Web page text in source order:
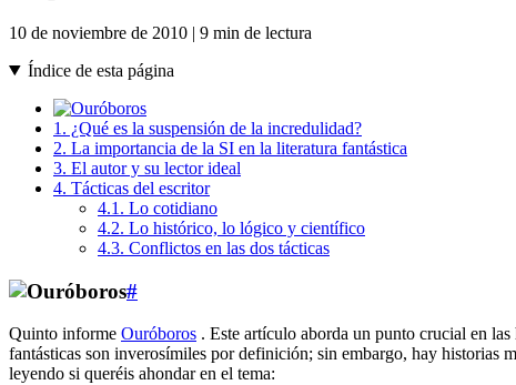
10 de noviembre de 2010 | 9 min de lectura
Índice de esta página
1. ¿Qué es la suspensión de la incredulidad?
2. La importancia de la SI en la literatura fantástica
3. El autor y su lector ideal
4. Tácticas del escritor
4.1. Lo cotidiano
4.2. Lo histórico, lo lógico y científico
4.3. Conflictos en las dos tácticas
#
Quinto informe Ouróboros . Este artículo aborda un punto crucial en
fantásticas son inverosímiles por definición; sin embargo, hay historias
leyendo si queréis ahondar en el tema: